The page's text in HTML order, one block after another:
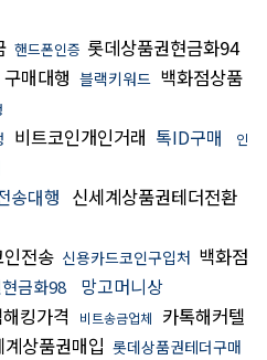
핸드폰인증 롯데상품권현금화94
매대행 블랙키워드 백화점상품
비트코인개인거래 톡ID구매
인
송대행 신세계상품권테더전환
전송 신용카드코인구입처 백화점
금화98 망고머니상
킹가격 비트송금업체
카톡해커텔
계상품권매입 롯데상품권테더구매